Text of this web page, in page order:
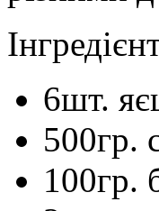
6шт.
500гр.
100гр.